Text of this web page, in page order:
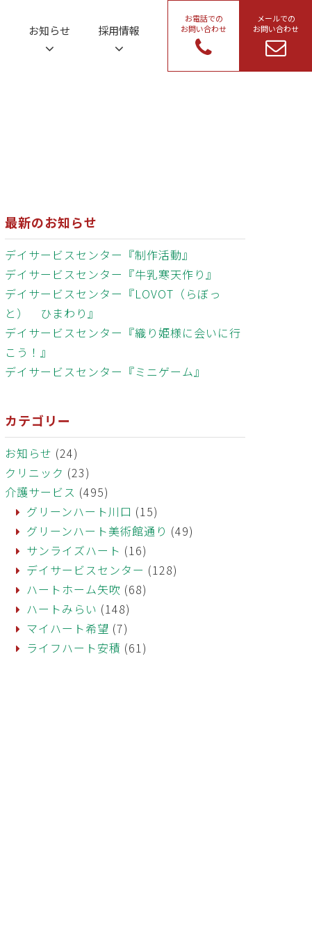
お知らせ 採用情報
お電話での
お問い合わせ
メールでの
お問い合わせ
最新のお知らせ
デイサービスセンター『制作活動』
デイサービスセンター『牛乳寒天作り』
デイサービスセンター『LOVOT（らぼっ
と） ひまわり』
デイサービスセンター『織り姫様に会いに行
こう！』
デイサービスセンター『ミニゲーム』
カテゴリー
お知らせ (24)
クリニック (23)
介護サービス (495)
グリーンハート川口 (15)
グリーンハート美術館通り (49)
サンライズハート (16)
デイサービスセンター (128)
ハートホーム矢吹 (68)
ハートみらい (148)
マイハート希望 (7)
ライフハート安積 (61)